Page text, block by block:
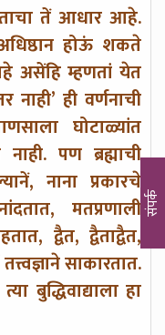
तें आधार आहे.
होऊं शकते
असेंहि म्हणतां येत
ही वर्णनाची
घोटाळ्यांत
पण ब्रह्माची
नाना प्रकारचे
मतप्रणाली
द्वैत, द्वैताद्वैत,
साकारतात.
बुद्धिवाद्याला हा
संपर्क